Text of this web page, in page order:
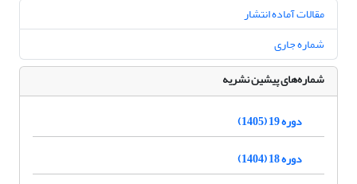
مقالات آماده انتشار
شماره جاری
شماره‌های پیشین نشریه
دوره 19 (1405)
دوره 18 (1404)